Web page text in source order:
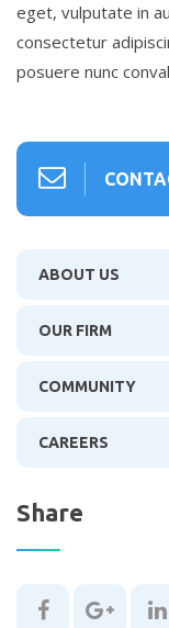
eget, vulputate in
consectetur
posuere nunc
ABOUT US
OUR FIRM
COMMUNITY
CAREERS
Share
ShareShare